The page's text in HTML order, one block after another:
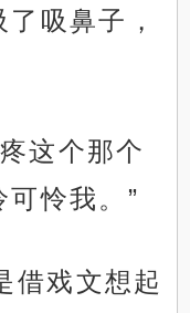
吸鼻子，
这个那个
怜我。”
借戏文想起